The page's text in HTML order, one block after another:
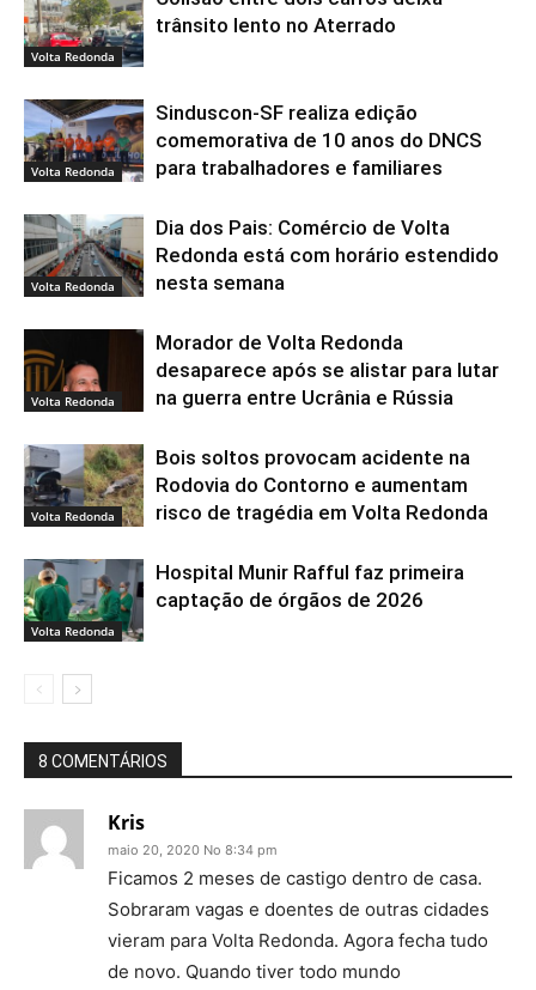
Volta Redonda
trânsito lento no Aterrado
Volta Redonda
Sinduscon-SF realiza edição
comemorativa de 10 anos do DNCS
para trabalhadores e familiares
Volta Redonda
Dia dos Pais: Comércio de Volta
Redonda está com horário estendido
nesta semana
Volta Redonda
Morador de Volta Redonda
desaparece após se alistar para lutar
na guerra entre Ucrânia e Rússia
Volta Redonda
Bois soltos provocam acidente na
Rodovia do Contorno e aumentam
risco de tragédia em Volta Redonda
Volta Redonda
Hospital Munir Rafful faz primeira
captação de órgãos de 2026
8 COMENTÁRIOS
Kris
maio 20, 2020 No 8:34 pm
Ficamos 2 meses de castigo dentro de casa.
Sobraram vagas e doentes de outras cidades
vieram para Volta Redonda. Agora fecha tudo
de novo. Quando tiver todo mundo